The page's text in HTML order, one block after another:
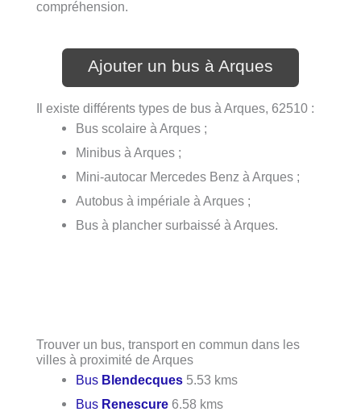
compréhension.
Ajouter un bus à Arques
Il existe différents types de bus à Arques, 62510 :
Bus scolaire à Arques ;
Minibus à Arques ;
Mini-autocar Mercedes Benz à Arques ;
Autobus à impériale à Arques ;
Bus à plancher surbaissé à Arques.
Trouver un bus, transport en commun dans les
villes à proximité de Arques
Bus Blendecques 5.53 kms
Bus Renescure 6.58 kms